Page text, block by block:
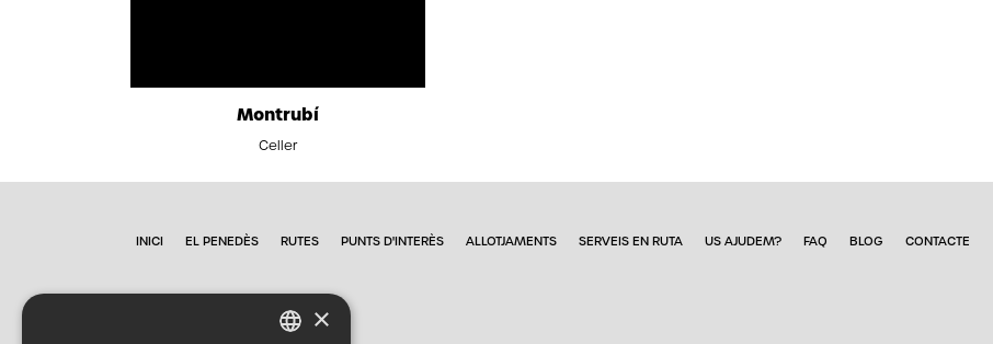
Montrubí
Celler
INICI EL PENEDÈS RUTES PUNTS D'INTERÈS ALLOTJAMENTS SERVEIS EN RUTA US AJUDEM? FAQ BLOG CONTACTE
×